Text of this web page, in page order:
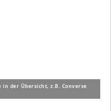
in der Übersicht, z.B. Converse